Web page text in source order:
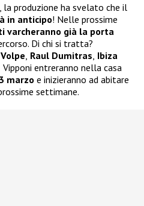
produzione ha svelato che il
in anticipo! Nelle prossime
varcheranno già la porta
Di chi si tratta?
Raul Dumitras Ibiza
Vipponi entreranno nella casa
marzo e inizieranno ad abitare
settimane.